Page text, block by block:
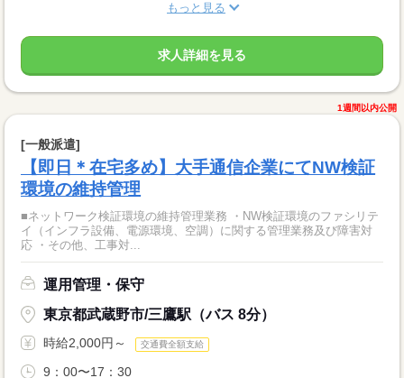
もっと見る
求人詳細を見る
1週間以内公開
[一般派遣]
【即日＊在宅多め】大手通信企業にてNW検証
環境の維持管理
■ネットワーク検証環境の維持管理業務 ・NW検証環境のファシリテ
イ（インフラ設備、電源環境、空調）に関する管理業務及び障害対
応 ・その他、工事対...
運用管理・保守
東京都武蔵野市/三鷹駅（バス 8分）
時給2,000円～ 交通費全額支給
9：00〜17：30